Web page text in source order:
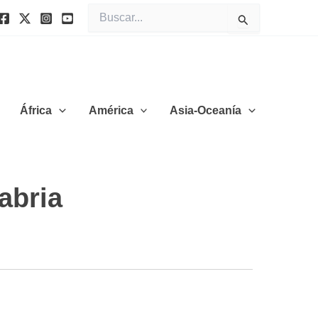
por:
África América Asia-Oceanía